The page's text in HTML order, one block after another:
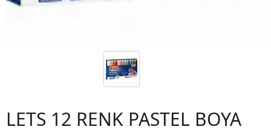
LETS 12 RENK PASTEL BOYA